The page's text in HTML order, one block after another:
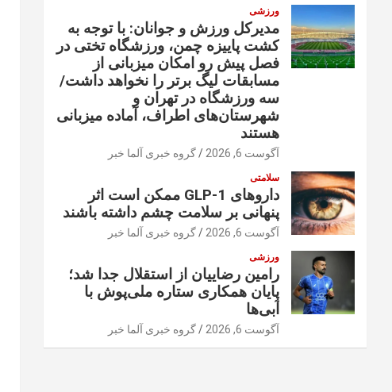
ورزشی
مدیرکل ورزش و جوانان: با توجه به
کشت پاییزه چمن، ورزشگاه تختی در
فصل پیش رو امکان میزبانی از
مسابقات لیگ برتر را نخواهد داشت/
سه ورزشگاه در تهران و
شهرستان‌های اطراف، آماده میزبانی
هستند
آگوست 6, 2026 گروه خبری آلما خبر
سلامتی
داروهای GLP-1 ممکن است اثر
پنهانی بر سلامت چشم داشته باشند
آگوست 6, 2026 گروه خبری آلما خبر
ورزشی
رامین رضاییان از استقلال جدا شد؛
پایان همکاری ستاره ملی‌پوش با
آبی‌ها
آگوست 6, 2026 گروه خبری آلما خبر